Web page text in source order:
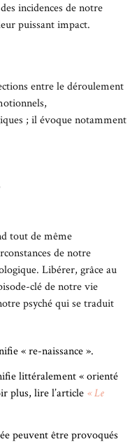
incidences de notre
puissant impact.
entre le déroulement
; il évoque notamment
tout de même
de notre
Libérer, grâce au
clé de notre vie
psyché qui se traduit
« re-naissance ».
littéralement « orienté
plus, lire l’article « Le
peuvent être provoqués